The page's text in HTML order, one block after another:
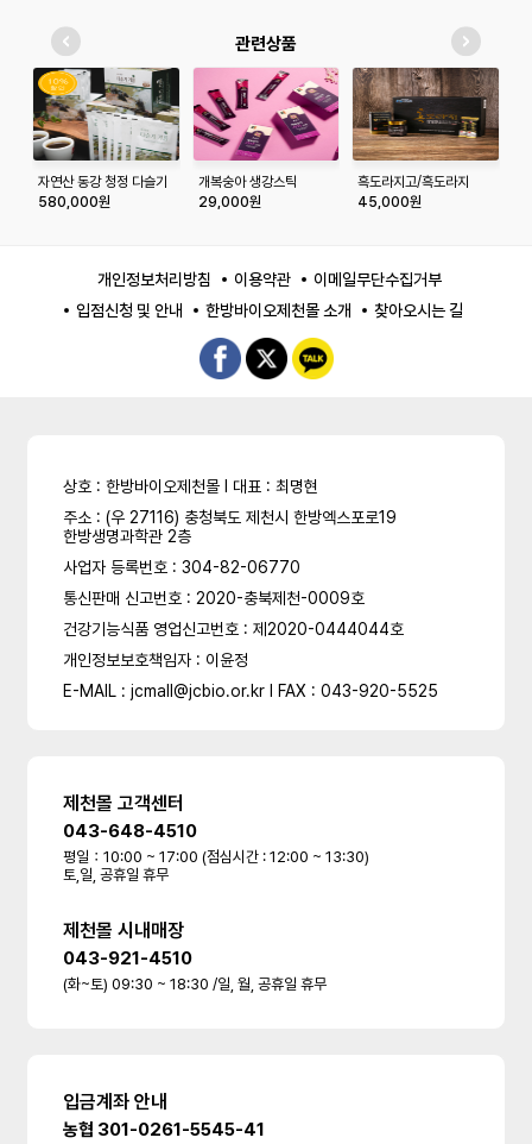
관련상품
자연산 동강 청정 다슬기
기름 (45일분)
580,000원
개복숭아 생강스틱
15gX30포
29,000원
흑도라지고/흑도라지
100스틱 세트
45,000원
개인정보처리방침 이용약관
이메일무단수집거부
입점신청 및 안내
한방바이오제천몰 소개 찾아오시는 길
상호 : 한방바이오제천몰 l 대표 : 최명현
주소 : (우 27116) 충청북도 제천시 한방엑스포로19
한방생명과학관 2층
사업자 등록번호 : 304-82-06770
통신판매 신고번호 : 2020-충북제천-0009호
건강기능식품 영업신고번호 : 제2020-0444044호
개인정보보호책임자 : 이윤정
E-MAIL : jcmall@jcbio.or.kr l FAX : 043-920-5525
제천몰 고객센터
043-648-4510
평일：10:00 ~ 17:00 (점심시간 : 12:00 ~ 13:30)
토,일, 공휴일 휴무
제천몰 시내매장
043-921-4510
(화~토) 09:30 ~ 18:30 /일, 월, 공휴일 휴무
입금계좌 안내
농협 301-0261-5545-41